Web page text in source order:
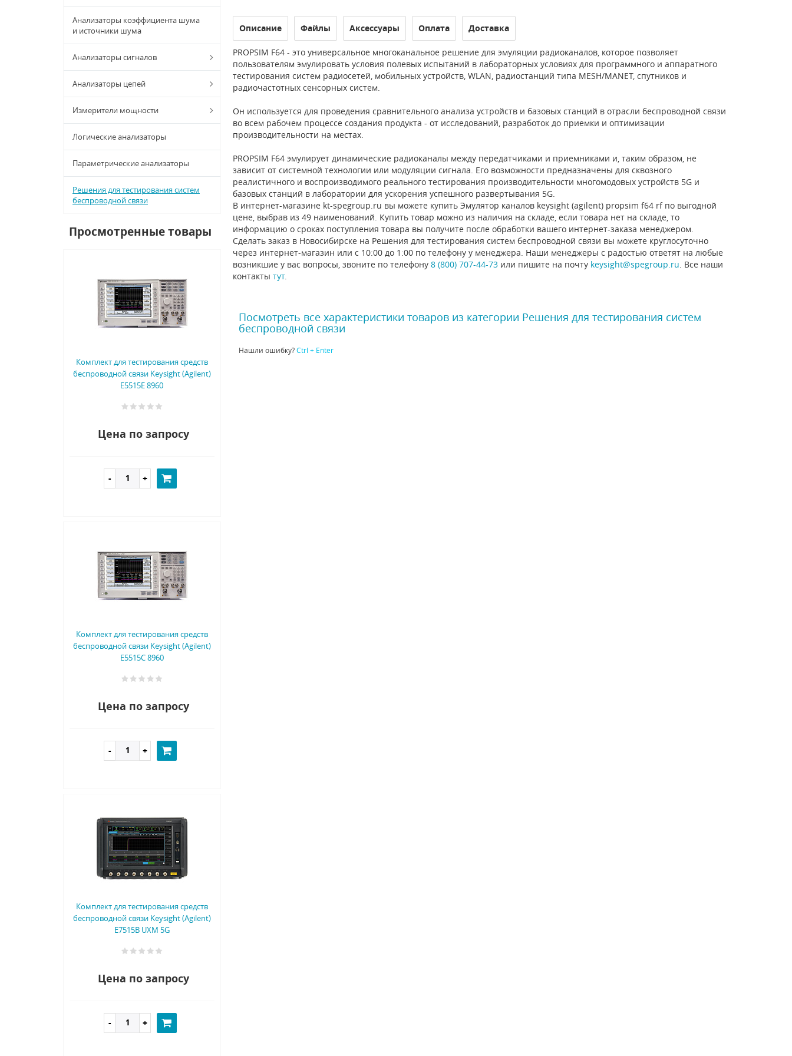
Анализаторы коэффициента шума
и источники шума
Анализаторы сигналов
Анализаторы цепей
Измерители мощности
Логические анализаторы
Параметрические анализаторы
Решения для тестирования систем
беспроводной связи
Просмотренные товары
Комплект для тестирования средств
беспроводной связи Keysight (Agilent)
E5515E 8960
Цена по запросу
Комплект для тестирования средств
беспроводной связи Keysight (Agilent)
E5515C 8960
Цена по запросу
Комплект для тестирования средств
беспроводной связи Keysight (Agilent)
E7515B UXM 5G
Цена по запросу
Описание Файлы Аксессуары Оплата Доставка
PROPSIM F64 - это универсальное многоканальное решение для эмуляции радиоканалов, которое позволяет
пользователям эмулировать условия полевых испытаний в лабораторных условиях для программного и аппаратного
тестирования систем радиосетей, мобильных устройств, WLAN, радиостанций типа MESH/MANET, спутников и
радиочастотных сенсорных систем.
Он используется для проведения сравнительного анализа устройств и базовых станций в отрасли беспроводной связи
во всем рабочем процессе создания продукта - от исследований, разработок до приемки и оптимизации
производительности на местах.
PROPSIM F64 эмулирует динамические радиоканалы между передатчиками и приемниками и, таким образом, не
зависит от системной технологии или модуляции сигнала. Его возможности предназначены для сквозного
реалистичного и воспроизводимого реального тестирования производительности многомодовых устройств 5G и
базовых станций в лаборатории для ускорения успешного развертывания 5G.
В интернет-магазине kt-spegroup.ru вы можете купить Эмулятор каналов keysight (agilent) propsim f64 rf по выгодной
цене, выбрав из 49 наименований. Купить товар можно из наличия на складе, если товара нет на складе, то
информацию о сроках поступления товара вы получите после обработки вашего интернет-заказа менеджером.
Сделать заказ в Новосибирске на Решения для тестирования систем беспроводной связи вы можете круглосуточно
через интернет-магазин или с 10:00 до 1:00 по телефону у менеджера. Наши менеджеры с радостью ответят на любые
возникшие у вас вопросы, звоните по телефону 8 (800) 707-44-73или пишите на почту keysight@spegroup.ru . Все наши
контакты тут.
Посмотреть все характеристики товаров из категории Решения для тестирования систем
беспроводной связи
Нашли ошибку?Ctrl + Enter